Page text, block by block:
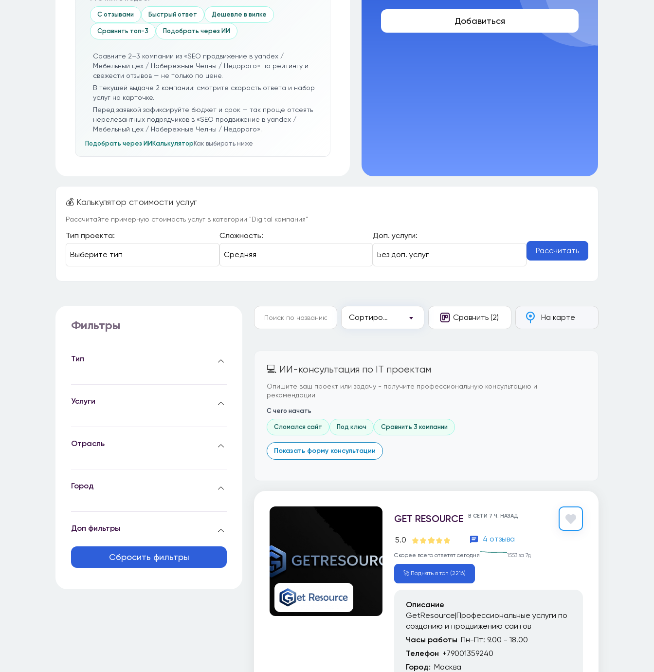
С отзывами Быстрый ответ Дешевле в вилке
Сравнить топ-3 Подобрать через ИИ
Сравните 2–3 компании из «SEO продвижение в yandex /
Мебельный цех / Набережные Челны / Недорого» по рейтингу и
свежести отзывов — не только по цене.
В текущей выдаче 2 компании: смотрите скорость ответа и набор
услуг на карточке.
Перед заявкой зафиксируйте бюджет и срок — так проще отсеять
нерелевантных подрядчиков в «SEO продвижение в yandex /
Мебельный цех / Набережные Челны / Недорого».
Подобрать через ИИКалькуляторКак выбирать ниже
Добавиться
💰 Калькулятор стоимости услуг
Рассчитайте примерную стоимость услуг в категории "Digital компания"
Тип проекта: Сложность:
Доп. услуги:
Рассчитать
Фильтры
Тип
Услуги
Отрасль
Город
Доп фильтры
Сбросить фильтры
Сравнить (2)
Сортировка На карте
💻 ИИ-консультация по IT проектам
Опишите ваш проект или задачу - получите профессиональную консультацию и
рекомендации
С чего начать
Сломался сайт Под ключ Сравнить 3 компании
Показать форму консультации
GET RESOURCE В СЕТИ 7 Ч. НАЗАД
5.0 4 отзыва
Скорее всего ответят сегодня 1553 за 7д
🚀 Поднять в топ (2216)
Описание
GetResource|Профессиональные услуги по
созданию и продвижению сайтов
Часы работы Пн-Пт: 9.00 - 18.00
Телефон +79001359240
Город: Москва